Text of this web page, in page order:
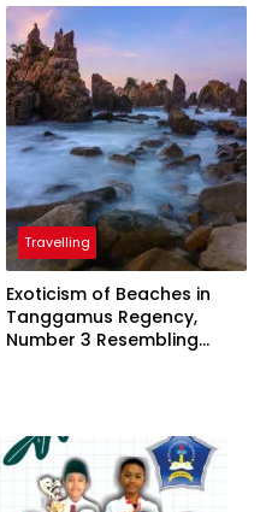
President
Travelling
Exoticism of Beaches in
Tanggamus Regency,
Number 3 Resembling